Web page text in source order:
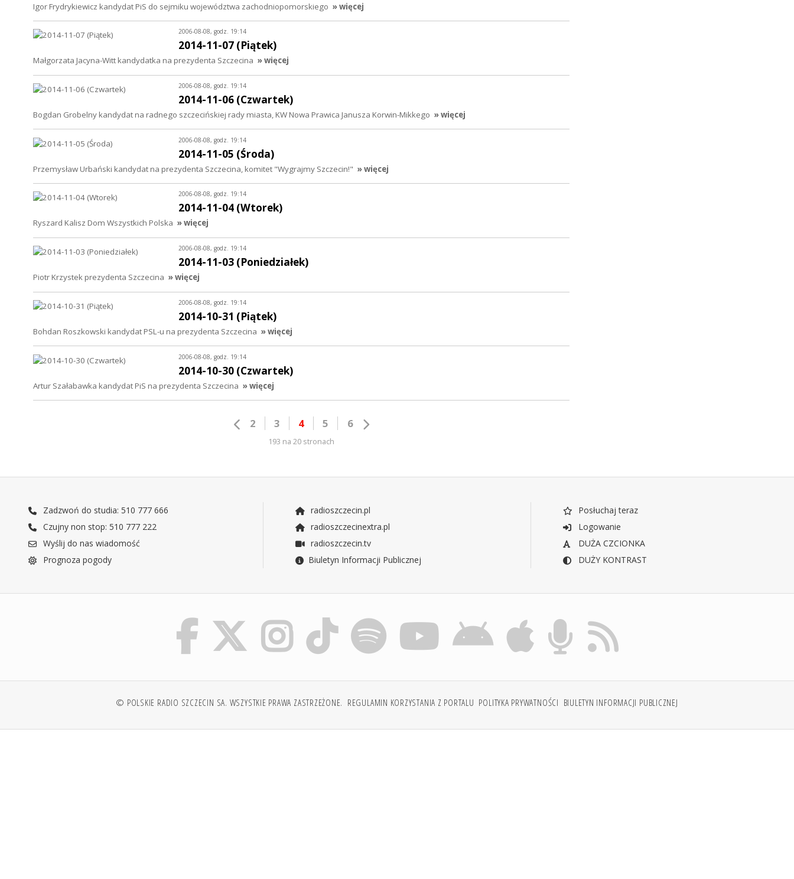
Igor Frydrykiewicz kandydat PiS do sejmiku województwa zachodniopomorskiego » więcej
2006-08-08, godz. 19:14
2014-11-07 (Piątek)
Małgorzata Jacyna-Witt kandydatka na prezydenta Szczecina » więcej
2006-08-08, godz. 19:14
2014-11-06 (Czwartek)
Bogdan Grobelny kandydat na radnego szczecińskiej rady miasta, KW Nowa Prawica Janusza Korwin-Mikkego » więcej
2006-08-08, godz. 19:14
2014-11-05 (Środa)
Przemysław Urbański kandydat na prezydenta Szczecina, komitet "Wygrajmy Szczecin!" » więcej
2006-08-08, godz. 19:14
2014-11-04 (Wtorek)
Ryszard Kalisz Dom Wszystkich Polska » więcej
2006-08-08, godz. 19:14
2014-11-03 (Poniedziałek)
Piotr Krzystek prezydenta Szczecina » więcej
2006-08-08, godz. 19:14
2014-10-31 (Piątek)
Bohdan Roszkowski kandydat PSL-u na prezydenta Szczecina » więcej
2006-08-08, godz. 19:14
2014-10-30 (Czwartek)
Artur Szałabawka kandydat PiS na prezydenta Szczecina » więcej
2 3 4 5 6
193 na 20 stronach
Zadzwoń do studia: 510 777 666
Czujny non stop: 510 777 222
Wyślij do nas wiadomość
Prognoza pogody
radioszczecin.pl
radioszczecinextra.pl
radioszczecin.tv
Biuletyn Informacji Publicznej
Posłuchaj teraz
Logowanie
DUŻA CZCIONKA
DUŻY KONTRAST
© POLSKIE RADIO SZCZECIN SA. WSZYSTKIE PRAWA ZASTRZEŻONE. REGULAMIN KORZYSTANIA Z PORTALU POLITYKA PRYWATNOŚCI BIULETYN INFORMACJI PUBLICZNEJ